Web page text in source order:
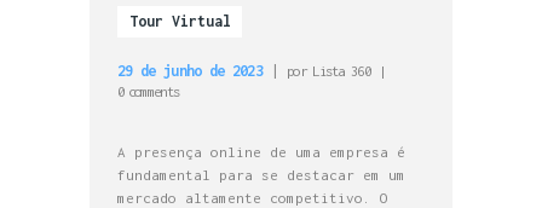
Tour Virtual
29 de junho de 2023 por Lista 360
0 comments
A presença online de uma empresa é
fundamental para se destacar em um
mercado altamente competitivo. O